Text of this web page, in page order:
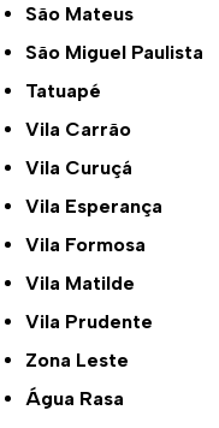
São Mateus
São Miguel Paulista
Tatuapé
Vila Carrão
Vila Curuçá
Vila Esperança
Vila Formosa
Vila Matilde
Vila Prudente
Zona Leste
Água Rasa